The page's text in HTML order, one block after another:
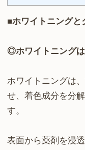
■ホワイトニングと
◎ホワイトニング
ホワイトニングは
せ、着色成分を分
す。
表面から薬剤を浸